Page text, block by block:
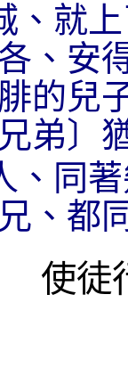
、就
、安
的兒
弟〕
、同
、都
使徒